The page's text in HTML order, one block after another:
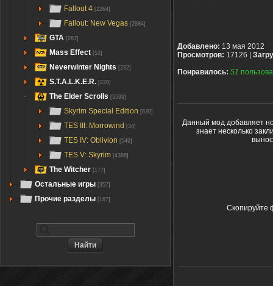
Fallout 4 [2264]
Fallout: New Vegas [2884]
GTA [267]
Mass Effect [52]
Neverwinter Nights [232]
S.T.A.L.K.E.R. [220]
The Elder Scrolls [5599]
Skyrim Special Edition [630]
TES III: Morrowind [34]
TES IV: Oblivion [549]
TES V: Skyrim [4386]
The Witcher [177]
Остальные игры [357]
Прочие разделы [167]
Добавлено: 13 мая 2012
Просмотров: 17126 |
Понравилось: 51
Данный мод добавляет
знает несколько
Скопируйте